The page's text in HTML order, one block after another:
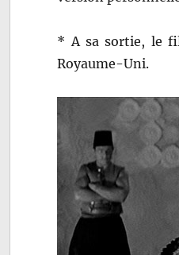
* A sa sortie, le
Royaume-Uni.